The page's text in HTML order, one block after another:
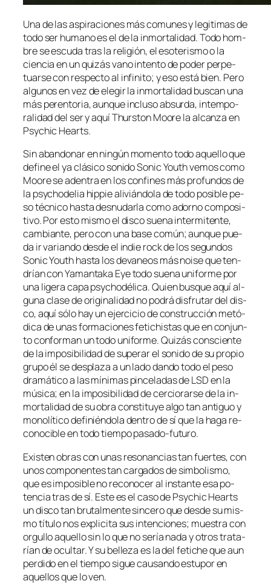
Una de las as­pi­ra­cio­nes más co­mu­nes y le­gi­ti­mas de
to­do ser hu­mano es el de la in­mor­ta­li­dad. Todo hom­
bre se es­cu­da tras la re­li­gión, el eso­te­ris­mo o la
cien­cia en un qui­zás vano in­ten­to de po­der per­pe­
tuar­se con res­pec­to al in­fi­ni­to; y eso es­tá bien. Pero
al­gu­nos en vez de ele­gir la in­mor­ta­li­dad bus­can una
más pe­ren­to­ria, aun­que in­clu­so ab­sur­da, in­tem­po­
ra­li­dad del ser y aquí Thurston Moore la al­can­za en
Psychic Hearts.
Sin aban­do­nar en nin­gún mo­men­to to­do aque­llo que
de­fi­ne el ya clá­si­co so­ni­do Sonic Youth ve­mos co­mo
Moore se aden­tra en los con­fi­nes más pro­fun­dos de
la psy­cho­de­lia hip­pie ali­vián­do­la de to­do po­si­ble pe­
so téc­ni­co has­ta des­nu­dar­la co­mo adorno com­po­si­
ti­vo. Por es­to mis­mo el dis­co sue­na in­ter­mi­ten­te,
cam­bian­te, pe­ro con una ba­se co­mún; aun­que pue­
da ir va­rian­do des­de el in­die rock de los se­gun­dos
Sonic Youth has­ta los de­va­neos más noi­se que ten­
drían con Yamantaka Eye to­do sue­na uni­for­me por
una li­ge­ra ca­pa psy­cho­dé­li­ca. Quien bus­que aquí al­
gu­na cla­se de ori­gi­na­li­dad no po­drá dis­fru­tar del dis­
co, aquí só­lo hay un ejer­ci­cio de cons­truc­ción me­tó­
di­ca de unas for­ma­cio­nes fe­ti­chis­tas que en con­jun­
to con­for­man un to­do uni­for­me. Quizás cons­cien­te
de la im­po­si­bi­li­dad de su­pe­rar el so­ni­do de su pro­pio
gru­po él se des­pla­za a un la­do dan­do to­do el pe­so
dra­má­ti­co a las mí­ni­mas pin­ce­la­das de LSD en la
mú­si­ca; en la im­po­si­bi­li­dad de cer­cio­rar­se de la in­
mor­ta­li­dad de su obra cons­ti­tu­ye al­go tan an­ti­guo y
mo­no­lí­ti­co de­fi­nién­do­la den­tro de sí que la ha­ga re­
co­no­ci­ble en to­do tiem­po pasado-futuro.
Existen obras con unas re­so­nan­cias tan fuer­tes, con
unos com­po­nen­tes tan car­ga­dos de sim­bo­lis­mo,
que es im­po­si­ble no re­co­no­cer al ins­tan­te esa po­
ten­cia tras de sí. Este es el ca­so de Psychic Hearts
un dis­co tan bru­tal­men­te sin­ce­ro que des­de su mis­
mo tí­tu­lo nos ex­pli­ci­ta sus in­ten­cio­nes; mues­tra con
or­gu­llo aque­llo sin lo que no se­ría na­da y otros tra­ta­
rían de ocul­tar. Y su be­lle­za es la del fe­ti­che que aun
per­di­do en el tiem­po si­gue cau­san­do es­tu­por en
aque­llos que lo ven.